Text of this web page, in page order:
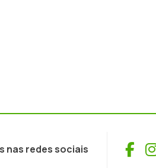
nas redes sociais